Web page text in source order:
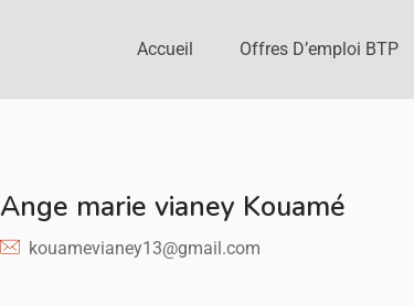
Accueil Offres D’emploi BTP
Ange marie vianey Kouamé
kouamevianey13@gmail.com